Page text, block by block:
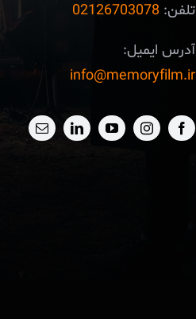
تلفن: 02126703078
آدرس ایمیل:
info@memoryfilm.ir